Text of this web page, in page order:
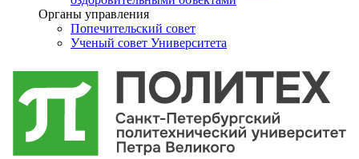
Органы управления
Попечительский совет
Ученый совет Университета